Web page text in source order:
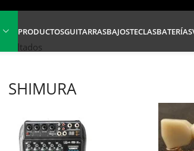
PRODUCTOSGUITARRASBAJOSTECLASBATERÍAS
SHIMURA